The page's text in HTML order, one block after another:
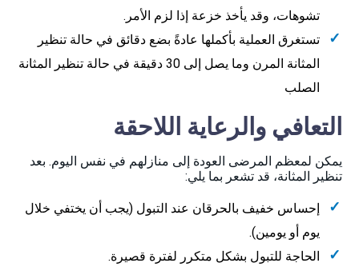
تشوهات، وقد يأخذ خزعة إذا لزم الأمر.
تستغرق العملية بأكملها عادةً بضع دقائق في حالة تنظير
المثانة المرن وما يصل إلى 30 دقيقة في حالة تنظير المثانة
الصلب
التعافي والرعاية اللاحقة
يمكن لمعظم المرضى العودة إلى منازلهم في نفس اليوم. بعد
تنظير المثانة، قد تشعر بما يلي:
إحساس خفيف بالحرقان عند التبول (يجب أن يختفي خلال
يوم أو يومين).
الحاجة للتبول بشكل متكرر لفترة قصيرة.